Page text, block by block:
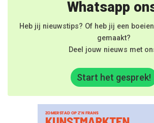
Whatsapp
Heb jij nieuwstips? Of heb jij een
gemaakt?
Deel jouw nieuws met
Start het gesprek!